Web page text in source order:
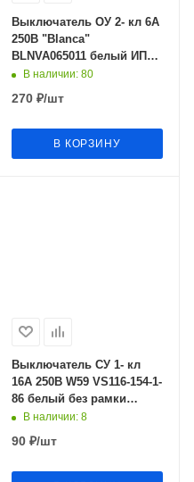
Выключатель ОУ 2- кл 6А
250В "Blanca"
BLNVA065011 белый ИП
SchEВ наличии: 80
270₽/шт
В КОРЗИНУ
Выключатель СУ 1- кл
16А 250В W59 VS116-154-1-
86 белый без рамки
Schneider Electric
В наличии: 8
90₽/шт